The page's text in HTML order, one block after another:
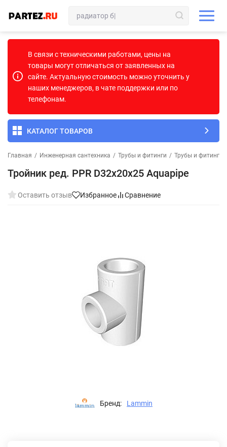
В связи с техническими работами, цены на
товары могут отличаться от заявленных на
сайте. Актуальную стоимость можно уточнить у
наших менеджеров, в чате поддержки или по
телефонам.
КАТАЛОГ ТОВАРОВ
Главная / Инженерная сантехника / Трубы и фитинги / Трубы и фитинги
Тройник ред. PPR D32х20х25 Aquapipe
Оставить отзыв Избранное Сравнение
Бренд: Lammin